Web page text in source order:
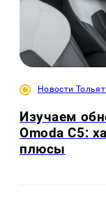
Новости
Изучаем
Omoda C5:
плюсы